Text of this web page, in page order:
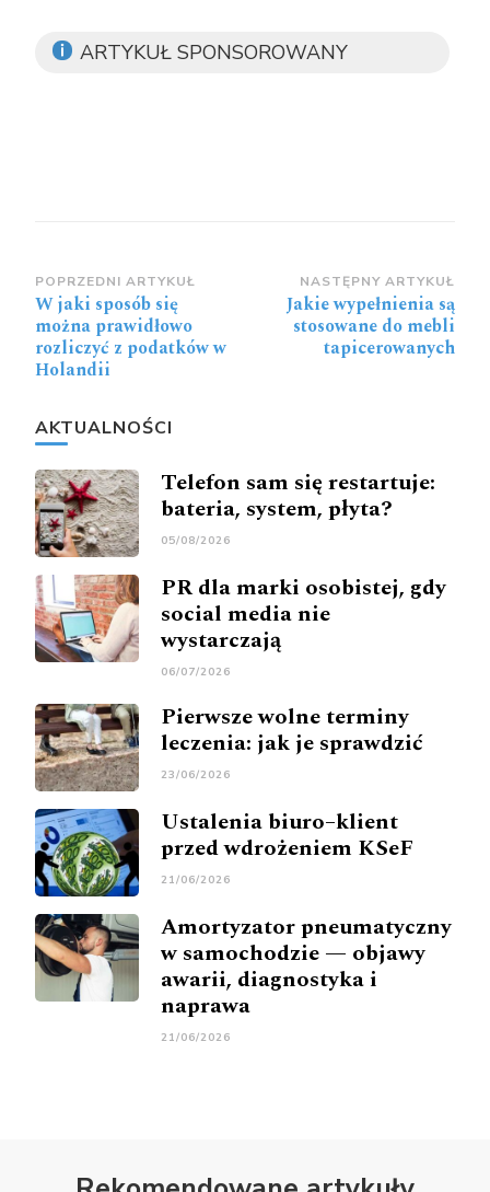
ARTYKUŁ SPONSOROWANY
Zobacz
wpisy
POPRZEDNI ARTYKUŁ
W jaki sposób się
można prawidłowo
rozliczyć z podatków w
Holandii
NASTĘPNY ARTYKUŁ
Jakie wypełnienia są
stosowane do mebli
tapicerowanych
AKTUALNOŚCI
Telefon sam się restartuje:
bateria, system, płyta?
05/08/2026
PR dla marki osobistej, gdy
social media nie
wystarczają
06/07/2026
Pierwsze wolne terminy
leczenia: jak je sprawdzić
23/06/2026
Ustalenia biuro–klient
przed wdrożeniem KSeF
21/06/2026
Amortyzator pneumatyczny
w samochodzie — objawy
awarii, diagnostyka i
naprawa
21/06/2026